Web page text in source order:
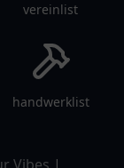
vereinlist
handwerklist